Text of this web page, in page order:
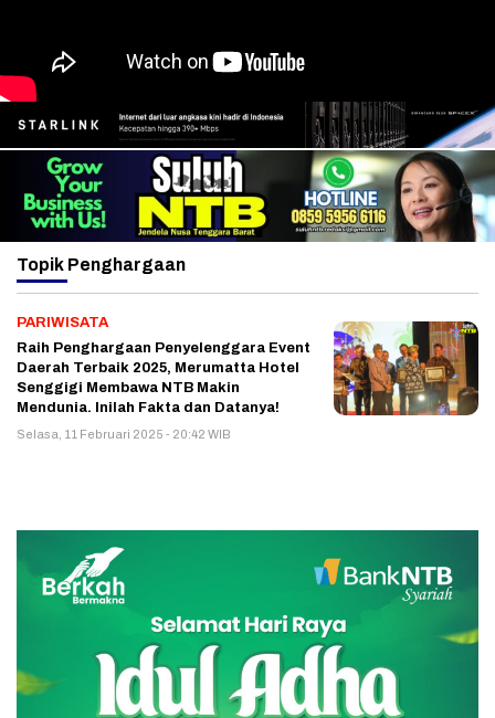
Topik Penghargaan
PARIWISATA
Raih Penghargaan Penyelenggara Event
Daerah Terbaik 2025, Merumatta Hotel
Senggigi Membawa NTB Makin
Mendunia. Inilah Fakta dan Datanya!
Selasa, 11 Februari 2025 - 20:42 WIB